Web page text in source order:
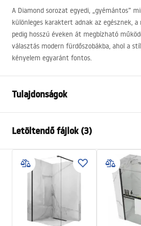
A Diamond sorozat egyedi, „gyémántos”
különleges karaktert adnak az egésznek,
pedig hosszú éveken át megbízható
választás modern fürdőszobákba, ahol a
kényelem egyaránt fontos.
Tulajdonságok
Anyag
Csaptelep típusa
Felszerelés
Falba
Magasságállítás
Igen
Kádkifolyó
Nem
Nyomásszabályozás
Nem
Letöltendő fájlok (3)
Biztonsági információk
Safety_Information_Shower_set.pdf
Garanciális feltételek